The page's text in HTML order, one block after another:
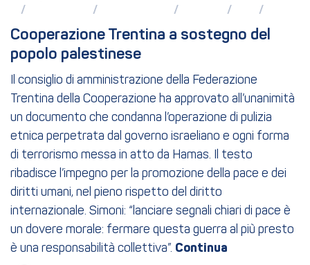
/
/
/
/
/
Cooperazione Trentina a sostegno del
popolo palestinese
Il consiglio di amministrazione della Federazione
Trentina della Cooperazione ha approvato all’unanimità
un documento che condanna l’operazione di pulizia
etnica perpetrata dal governo israeliano e ogni forma
di terrorismo messa in atto da Hamas. Il testo
ribadisce l’impegno per la promozione della pace e dei
diritti umani, nel pieno rispetto del diritto
internazionale. Simoni: “lanciare segnali chiari di pace è
un dovere morale: fermare questa guerra al più presto
è una responsabilità collettiva”.